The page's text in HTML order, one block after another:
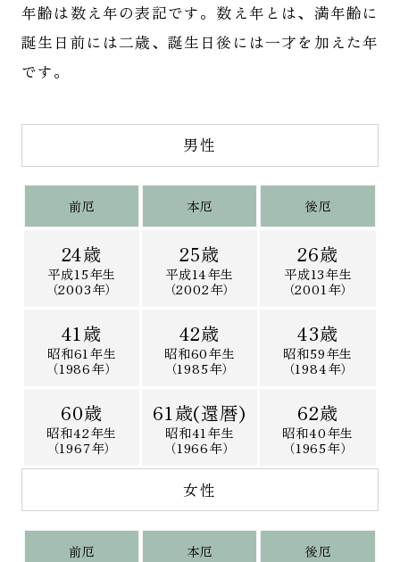
年齢は数え年の表記です。数え年とは、満年齢に
誕生日前には二歳、誕生日後には一才を加えた年
です。
男性
前厄 本厄 後厄
24歳
平成15年生
（2003年）
25歳
平成14年生
（2002年）
26歳
平成13年生
（2001年）
41歳
昭和61年生
（1986年）
42歳
昭和60年生
（1985年）
43歳
昭和59年生
（1984年）
60歳
昭和42年生
（1967年）
61歳(還暦)
昭和41年生
（1966年）
62歳
昭和40年生
（1965年）
女性
前厄 本厄 後厄